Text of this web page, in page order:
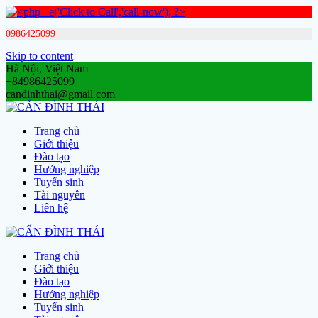
0986425099
Skip to content
Hà Nội, Việt Nam
+84986425099
candinhthai@gmail.com
Trang chủ
Giới thiệu
Đào tạo
Hướng nghiệp
Tuyển sinh
Tài nguyên
Liên hệ
Trang chủ
Giới thiệu
Đào tạo
Hướng nghiệp
Tuyển sinh